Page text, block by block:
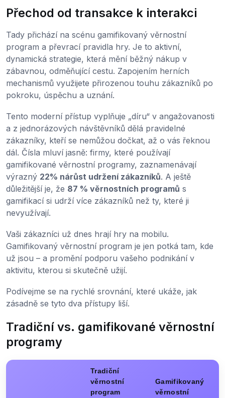
Přechod od transakce k interakci
Tady přichází na scénu gamifikovaný věrnostní
program a převrací pravidla hry. Je to aktivní,
dynamická strategie, která mění běžný nákup v
zábavnou, odměňující cestu. Zapojením herních
mechanismů využijete přirozenou touhu zákazníků po
pokroku, úspěchu a uznání.
Tento moderní přístup vyplňuje „díru“ v angažovanosti
a z jednorázových návštěvníků dělá pravidelné
zákazníky, kteří se nemůžou dočkat, až o vás řeknou
dál. Čísla mluví jasně: firmy, které používají
gamifikované věrnostní programy, zaznamenávají
výrazný 22% nárůst udržení zákazníků. A ještě
důležitější je, že 87 % věrnostních programů s
gamifikací si udrží více zákazníků než ty, které ji
nevyužívají.
Vaši zákazníci už dnes hrají hry na mobilu.
Gamifikovaný věrnostní program je jen potká tam, kde
už jsou – a promění podporu vašeho podnikání v
aktivitu, kterou si skutečně užijí.
Podívejme se na rychlé srovnání, které ukáže, jak
zásadně se tyto dva přístupy liší.
Tradiční vs. gamifikované věrnostní
programy
Tradiční
věrnostní
program
Gamifikovaný
věrnostní